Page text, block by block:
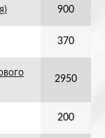
900
370
2950
200